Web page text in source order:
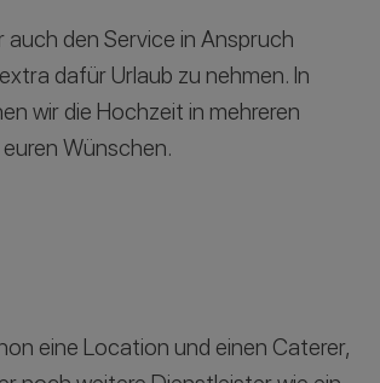
auch den Service in Anspruch
dafür Urlaub zu nehmen. In
wir die Hochzeit in mehreren
Wünschen.
eine Location und einen Caterer,